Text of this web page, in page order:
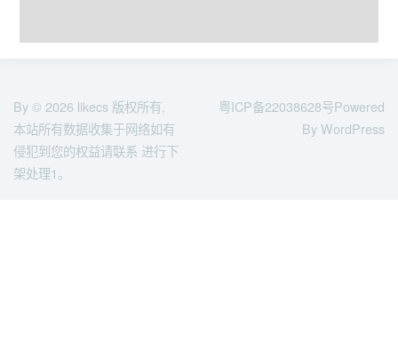
By © 2026 likecs 版权所有,
本站所有数据收集于网络如有
侵犯到您的权益请联系 进行下
架处理1。
粤ICP备22038628号Powered
By WordPress